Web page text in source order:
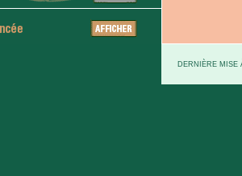
DERNIÈRE MISE